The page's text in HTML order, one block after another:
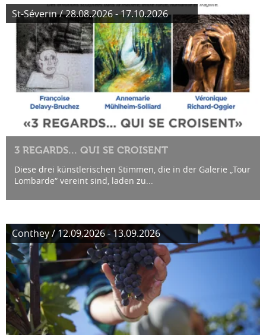
St-Séverin / 28.08.2026 - 17.10.2026
3 REGARDS... QUI SE CROISENT
Diese drei künstlerischen Stimmen, die in der Galerie „Tour
Lombarde“ vereint sind, laden zu...
Conthey / 12.09.2026 - 13.09.2026